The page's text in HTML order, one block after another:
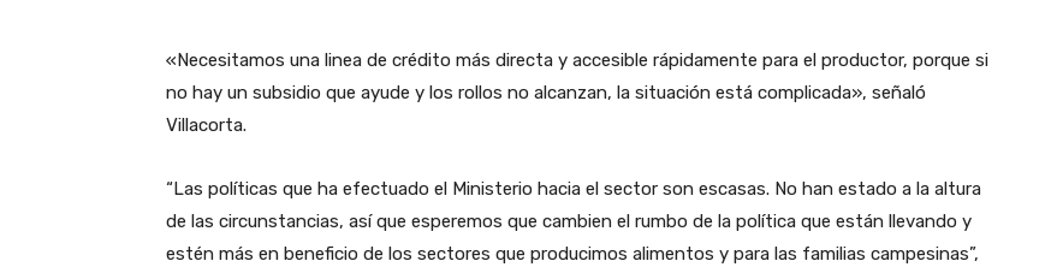
«Necesitamos una linea de crédito más directa y accesible rápidamente para el productor, porque si
no hay un subsidio que ayude y los rollos no alcanzan, la situación está complicada», señaló
Villacorta.
“Las políticas que ha efectuado el Ministerio hacia el sector son escasas. No han estado a la altura
de las circunstancias, así que esperemos que cambien el rumbo de la política que están llevando y
estén más en beneficio de los sectores que producimos alimentos y para las familias campesinas”,